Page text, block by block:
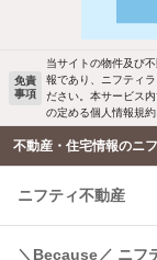
洗濯機置場あ
エアコンあり
温水洗浄便座
免責
事項
当サイトの物件及び
報であり、ニフティ
ださい。本サービス
の定める個人情報規約
不動産・住宅情報のニ
ニフティ不動産
＼Because／ ニフ